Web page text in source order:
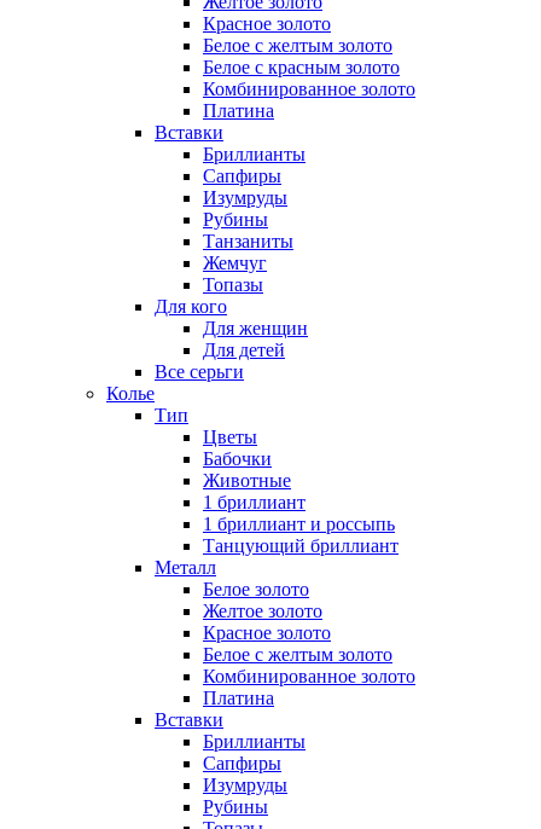
Красное золото
Белое с желтым золото
Белое с красным золото
Комбинированное золото
Платина
Вставки
Бриллианты
Сапфиры
Изумруды
Рубины
Танзаниты
Жемчуг
Топазы
Для кого
Для женщин
Для детей
Все серьги
Колье
Тип
Цветы
Бабочки
Животные
1 бриллиант
1 бриллиант и россыпь
Танцующий бриллиант
Металл
Белое золото
Желтое золото
Красное золото
Белое с желтым золото
Комбинированное золото
Платина
Вставки
Бриллианты
Сапфиры
Изумруды
Рубины